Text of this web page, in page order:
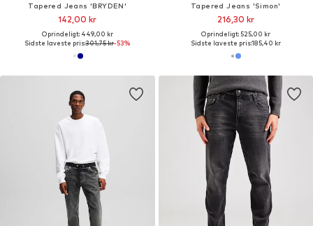
Tapered Jeans 'BRYDEN'
142,00 kr
Oprindeligt: 449,00 kr
Sidste laveste pris:301,75 kr-53%
Tapered Jeans 'Simon'
216,30 kr
Oprindeligt: 525,00 kr
Sidste laveste pris:185,40 kr